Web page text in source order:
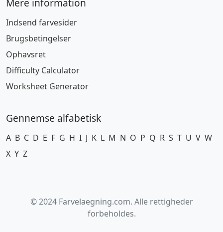
Mere information
Indsend farvesider
Brugsbetingelser
Ophavsret
Difficulty Calculator
Worksheet Generator
Gennemse alfabetisk
A B C D E F G H I J K L M N O P Q R S T U V W
X Y Z
© 2024 Farvelaegning.com. Alle rettigheder
forbeholdes.